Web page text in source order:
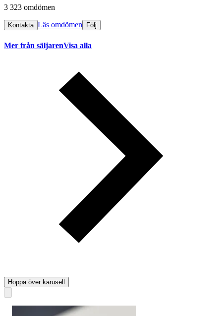
3 323 omdömen
Kontakta Läs omdömen Följ
Mer från säljarenVisa alla
Hoppa över karusell